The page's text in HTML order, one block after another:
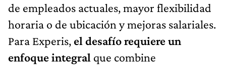
de empleados actuales, mayor flexibilidad
horaria o de ubicación y mejoras salariales.
Para Experis, el desafío requiere un
enfoque integral que combine